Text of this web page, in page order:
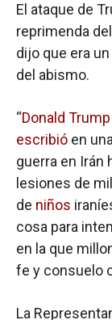
El ataque de
reprimenda
dijo que era
del abismo.
“Donald Trump
escribió en
guerra en Irán
lesiones de
de niños
cosa para
en la que
fe y consuelo
La